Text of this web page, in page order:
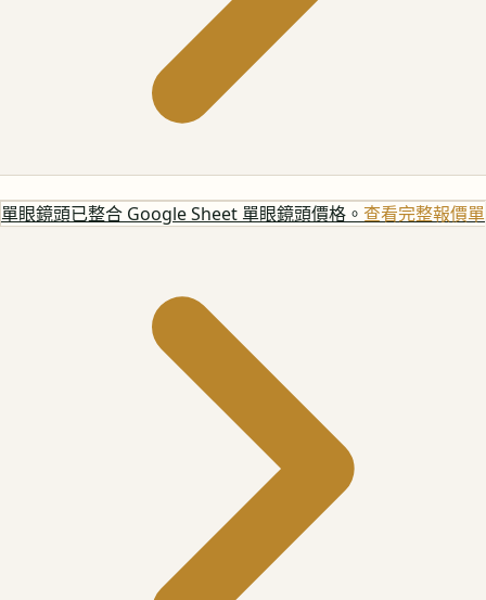
單眼鏡頭已整合 Google Sheet 單眼鏡頭價格。 查看完整報價單